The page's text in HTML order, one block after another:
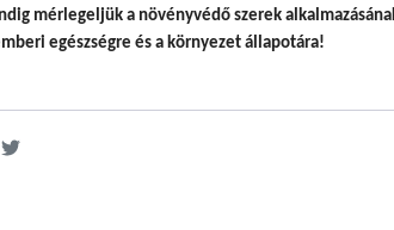
mérlegeljük a növényvédő szerek
egészségre és a környezet állapotára!